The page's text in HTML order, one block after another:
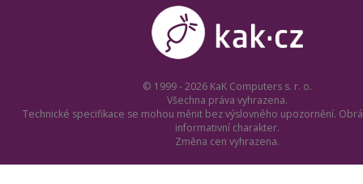
© 1999 - 2026 KaK Computers s. r. o.
Všechna práva vyhrazena.
Technické specifikace se mohou měnit bez výslovného upozornění.
informativní charakter.
Změna cen vyhrazena.